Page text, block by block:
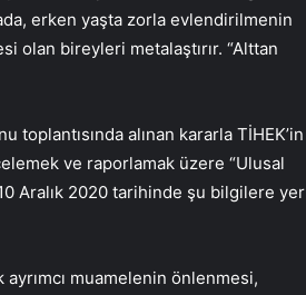
erken yaşta zorla evlendirilmenin
olan bireyleri metalaştırır. “Alttan
alınan kararla TİHEK’in
ve raporlamak üzere “Ulusal
Aralık 2020 tarihinde şu bilgilere yer
muamelenin önlenmesi,